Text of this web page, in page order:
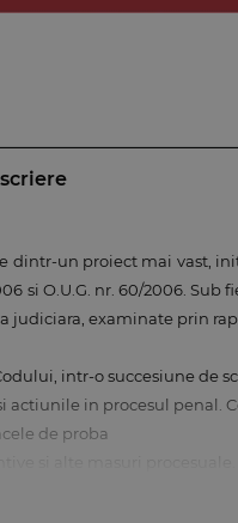
dintr-un proiect mai vast,
si O.U.G. nr. 60/2006.
judiciara, examinate prin
intr-o succesiune de
actiunile in procesul penal.
de proba